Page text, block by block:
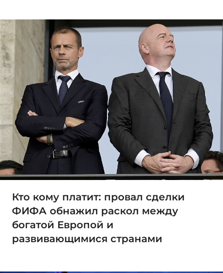
Кто кому платит: провал сделки
ФИФА обнажил раскол между
богатой Европой и
развивающимися странами